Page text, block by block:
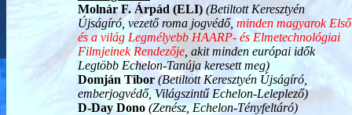
Molnár F. Árpád (ELI) (Betiltott Keresztyén
Újságíró, vezető roma jogvédő, minden magyarok Első
és a világ Legmélyebb HAARP- és Elmetechnológiai
Filmjeinek Rendezője , akit minden európai idők
Legtöbb Echelon-Tanúja keresett meg)
Domján Tibor (Betiltott Keresztyén Újságíró,
emberjogvédő, Világszintű Echelon-Leleplező)
D-Day Dono (Zenész, Echelon-Tényfeltáró)